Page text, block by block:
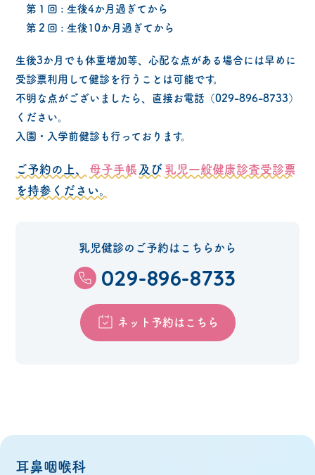
第１回 : 生後4か月過ぎてから
第２回 : 生後10か月過ぎてから
生後3か月でも体重増加等、心配な点がある場合には早めに
受診票利用して健診を行うことは可能です。
不明な点がございましたら、直接お電話（029-896-8733）
ください。
入園・入学前健診も行っております。
ご予約の上、 母子手帳 及び 乳児一般健康診査受診票
を持参ください。
乳児健診のご予約はこちらから
029-896-8733
ネット予約はこちら
耳鼻咽喉科